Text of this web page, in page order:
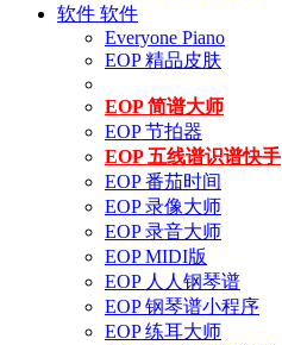
软件 软件
Everyone Piano
EOP 精品皮肤
EOP 简谱大师
EOP 节拍器
EOP 五线谱识谱快手
EOP 番茄时间
EOP 录像大师
EOP 录音大师
EOP MIDI版
EOP 人人钢琴谱
EOP 钢琴谱小程序
EOP 练耳大师